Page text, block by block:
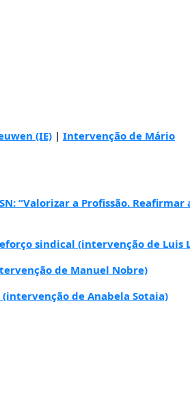
(IE) | Intervenção de Mário
“Valorizar a Profissão. Reafirmar
sindical (intervenção de Luis
de Manuel Nobre)
de Anabela Sotaia)